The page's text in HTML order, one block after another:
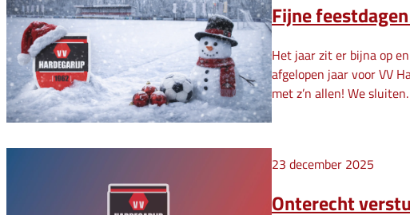
Fijne
Het jaar zit er bijna op
afgelopen jaar voor VV
met z’n allen! We
23 december 2025
Onterecht